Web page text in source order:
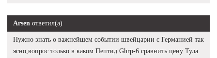
Arsen ответил(а)
Нужно знать о важнейшем событии швейцарии с Германией так
ясно,вопрос только в каком Пептид Ghrp-6 сравнить цену Тула.